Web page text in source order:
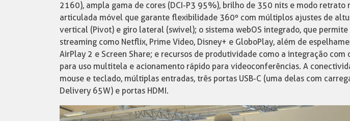
2160), ampla gama de cores (DCI-P3 95%), brilho de 350 nits e modo retrato
articulada móvel que garante flexibilidade 360º com múltiplos ajustes de
vertical (Pivot) e giro lateral (swivel); o sistema webOS integrado, que permite
streaming como Netflix, Prime Video, Disney+ e GloboPlay, além de
AirPlay 2 e Screen Share; e recursos de produtividade como a integração com
para uso multitela e acionamento rápido para videoconferências. A
mouse e teclado, múltiplas entradas, três portas USB-C (uma delas com
Delivery 65W) e portas HDMI.